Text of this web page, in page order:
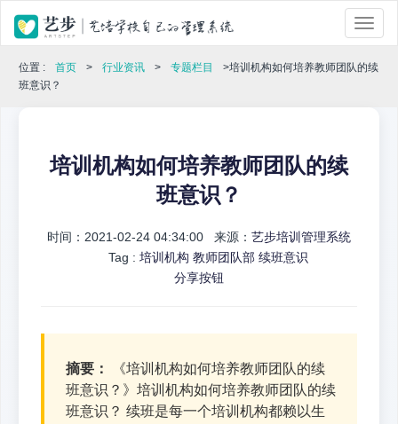
位置 : 首页 > 行业资讯 > 专题栏目
>培训机构如何培养教师团队的续
班意识？
培训机构如何培养教师团队的续
班意识？
时间：2021-02-24 04:34:00 来源： 艺步培训管理系统
Tag : 培训机构 教师团队部 续班意识
分享按钮
摘要：
《培训机构如何培养教师团队的续
班意识？》培训机构如何培养教师团队的续
班意识？ 续班是每一个培训机构都赖以生